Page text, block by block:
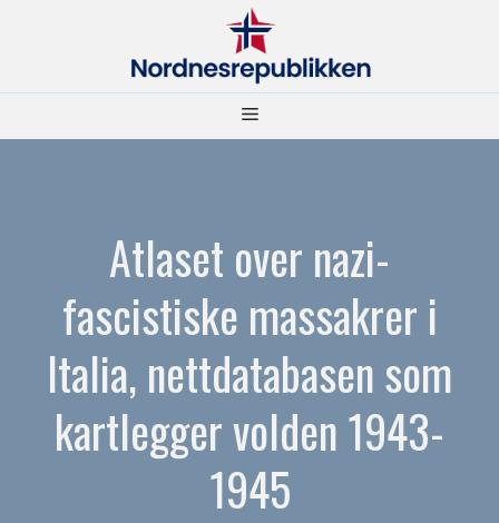
Meny
Atlaset over nazi-
fascistiske massakrer i
Italia, nettdatabasen som
kartlegger volden 1943-
1945